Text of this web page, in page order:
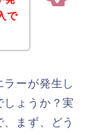
で
ーが発生し
しょうか？実
まず、どう